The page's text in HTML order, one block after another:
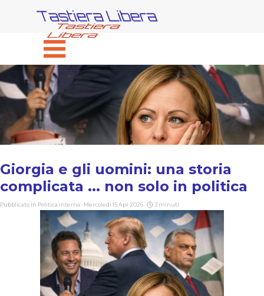
Tastiera Libera
Salta menù
Giorgia e gli uomini: una storia
complicata ... non solo in politica
Pubblicato in Politica interna · Mercoledì 15 Apr 2026 · 3 minuti